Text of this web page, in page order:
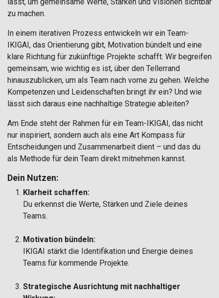
zu machen.
In einem iterativen Prozess entwickeln wir ein Team-
IKIGAI, das Orientierung gibt, Motivation bündelt und eine
klare Richtung für zukünftige Projekte schafft. Wir begreifen
gemeinsam, wie wichtig es ist, über den Tellerrand
hinauszublicken, um als Team nach vorne zu gehen. Welche
Kompetenzen und Leidenschaften bringt ihr ein? Und wie
lässt sich daraus eine nachhaltige Strategie ableiten?
Am Ende steht der Rahmen für ein Team-IKIGAI, das nicht
nur inspiriert, sondern auch als eine Art Kompass für
Entscheidungen und Zusammenarbeit dient – und das du
als Methode für dein Team direkt mitnehmen kannst.
Dein Nutzen:
Klarheit schaffen:
Du erkennst die Werte, Stärken und Ziele deines
Teams.
Motivation bündeln:
IKIGAI stärkt die Identifikation und Energie deines
Teams für kommende Projekte.
Strategische Ausrichtung mit nachhaltiger